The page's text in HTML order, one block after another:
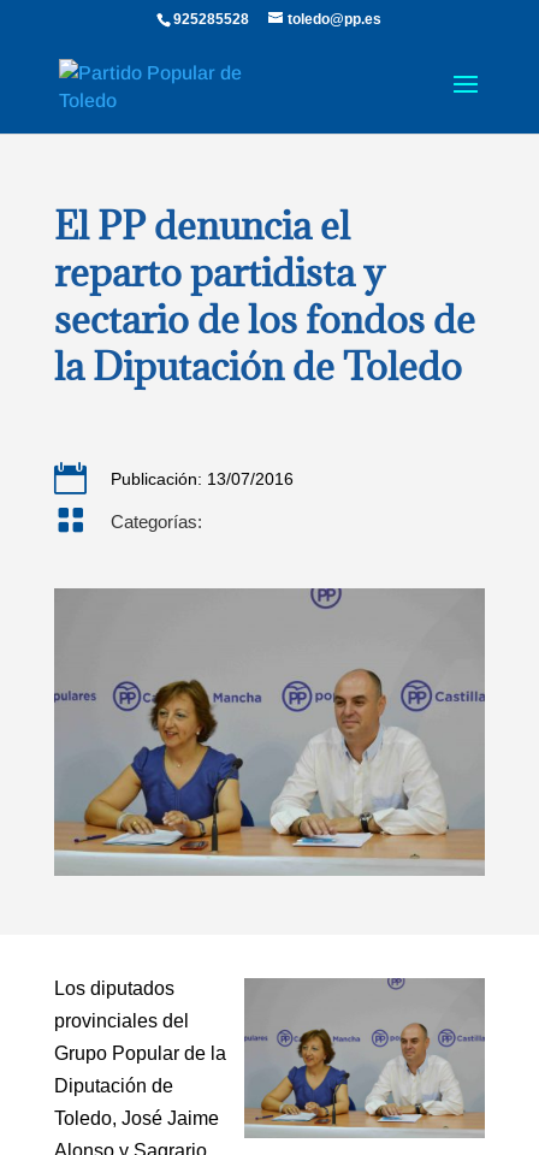
925285528 toledo@pp.es
El PP denuncia el
reparto partidista y
sectario de los fondos de
la Diputación de Toledo
 Publicación: 13/07/2016
 Categorías:
Los diputados
provinciales del
Grupo Popular de la
Diputación de
Toledo, José Jaime
Alonso y Sagrario